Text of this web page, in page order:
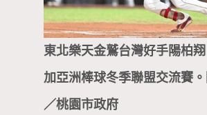
東北樂天金鷲台灣好手陽柏
加亞洲棒球冬季聯盟交流賽
／桃園市政府